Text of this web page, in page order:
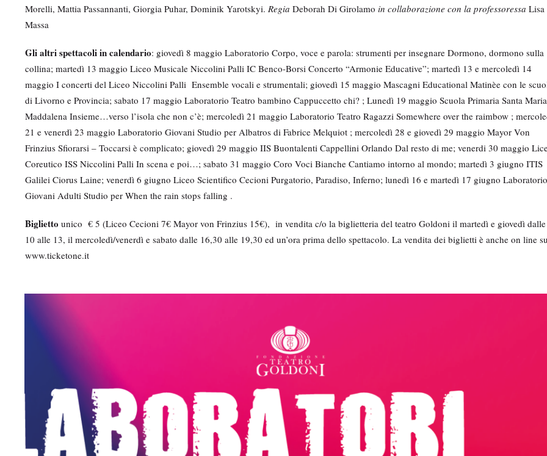
Morelli, Mattia Passannanti, Giorgia Puhar, Dominik Yarotskyi. Regia Deborah Di Girolamo in collaborazione con la professoressa Lisa
Massa
Gli altri spettacoli in calendario: giovedì 8 maggio Laboratorio Corpo, voce e parola: strumenti per insegnare Dormono, dormono sulla
collina; martedì 13 maggio Liceo Musicale Niccolini Palli IC Benco-Borsi Concerto “Armonie Educative”; martedì 13 e mercoledì 14
maggio I concerti del Liceo Niccolini Palli Ensemble vocali e strumentali; giovedì 15 maggio Mascagni Educational Matinèe con le
di Livorno e Provincia; sabato 17 maggio Laboratorio Teatro bambino Cappuccetto chi? ; Lunedì 19 maggio Scuola Primaria Santa Maria
Maddalena Insieme…verso l’isola che non c’è; mercoledì 21 maggio Laboratorio Teatro Ragazzi Somewhere over the raimbow ;
21 e venerdì 23 maggio Laboratorio Giovani Studio per Albatros di Fabrice Melquiot ; mercoledì 28 e giovedì 29 maggio Mayor Von
Frinzius Sfiorarsi – Toccarsi è complicato; giovedì 29 maggio IIS Buontalenti Cappellini Orlando Dal resto di me; venerdi 30 maggio
Coreutico ISS Niccolini Palli In scena e poi…; sabato 31 maggio Coro Voci Bianche Cantiamo intorno al mondo; martedì 3 giugno ITIS
Galilei Ciorus Laine; venerdì 6 giugno Liceo Scientifico Cecioni Purgatorio, Paradiso, Inferno; lunedì 16 e martedì 17 giugno Laboratorio
Giovani Adulti Studio per When the rain stops falling .
Biglietto unico € 5 (Liceo Cecioni 7€ Mayor von Frinzius 15€), in vendita c/o la biglietteria del teatro Goldoni il martedì e giovedì dalle
10 alle 13, il mercoledì/venerdì e sabato dalle 16,30 alle 19,30 ed un’ora prima dello spettacolo. La vendita dei biglietti è anche on line
www.ticketone.it
l